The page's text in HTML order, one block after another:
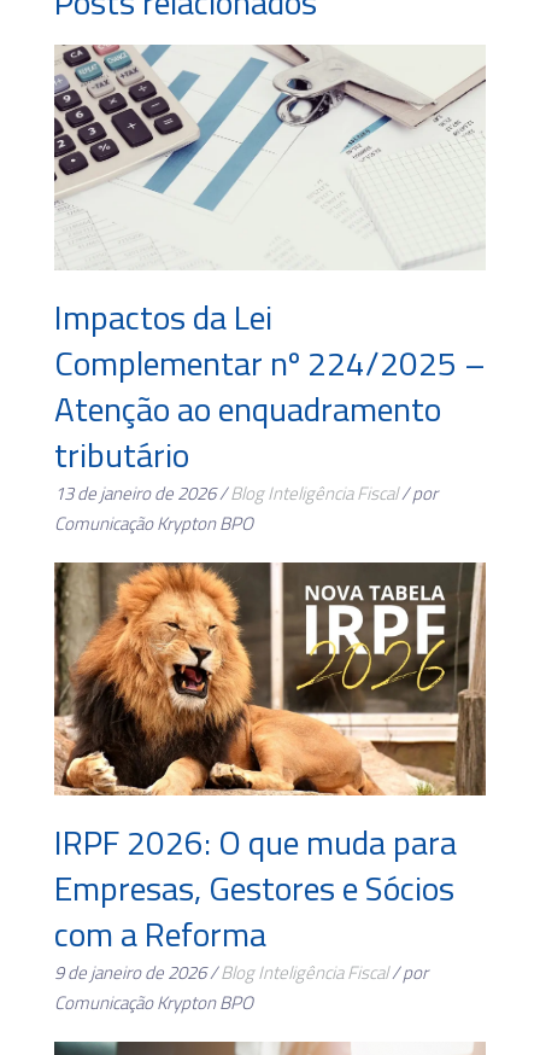
Impactos da Lei
Complementar nº 224/2025 –
Atenção ao enquadramento
tributário
13 de janeiro de 2026 /BlogInteligência Fiscal/ por
Comunicação Krypton BPO
IRPF 2026: O que muda para
Empresas, Gestores e Sócios
com a Reforma
9 de janeiro de 2026 /BlogInteligência Fiscal/ por
Comunicação Krypton BPO